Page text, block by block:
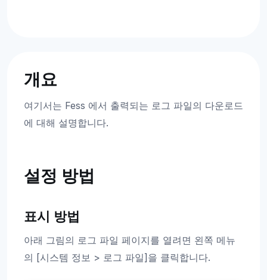
개요
여기서는 Fess 에서 출력되는 로그 파일의 다운로드
에 대해 설명합니다.
설정 방법
표시 방법
아래 그림의 로그 파일 페이지를 열려면 왼쪽 메뉴
의 [시스템 정보 > 로그 파일]을 클릭합니다.